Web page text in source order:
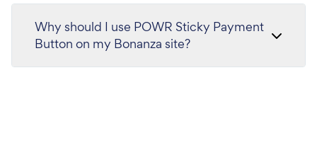
Why should I use POWR Sticky Payment
Button on my Bonanza site?